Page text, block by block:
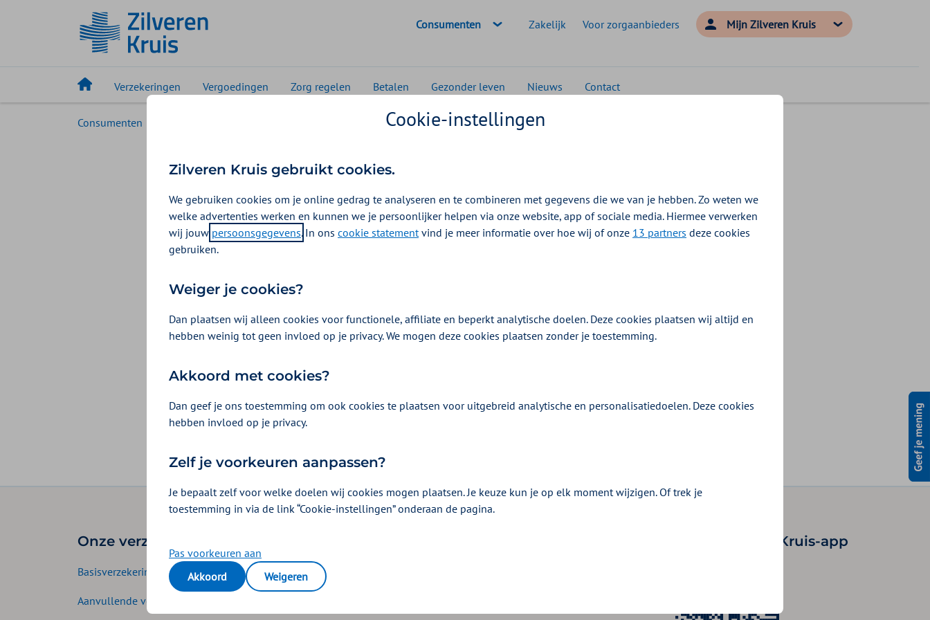
Geselecteerde doelgroep:
Consumenten Zakelijk Voor zorgaanbieders Mijn Zilveren Kruis
Verzekeringen Vergoedingen Zorg regelen Betalen Gezonder leven Nieuws Contact
Consumenten
Krijg ik cupping vergoed?
Bij cupping krijg je verhitte kopjes op je huid. Zo krijg je een betere doorbloeding van
de huid. Cupping heet ook wel hijama. Er zijn verschillende vormen van cupping. Zoals
dry cupping, vuurcupping of cuppingmassage.
Je krijgt cupping niet vergoed
Alleen zorg waarvan wetenschappelijk is bewezen dat het werkt, mogen we vergoeden uit de
zorgverzekering. Dat is niet het geval bij cupping. Daarom vergoeden we het niet.
Onze verzekeringen
Basisverzekering
Aanvullende verzekering
Gezinslid aanmelden
Onze Zilveren Kruis-app
Cookie-instellingen
Zilveren Kruis gebruikt cookies.
We gebruiken cookies om je online gedrag te analyseren en te combineren met gegevens die we van je hebben. Zo weten we
welke advertenties werken en kunnen we je persoonlijker helpen via onze website, app of sociale media. Hiermee verwerken
wij jouw persoonsgegevens. In ons cookie statementvind je meer informatie over hoe wij of onze 13 partners deze cookies
gebruiken.
Weiger je cookies?
Dan plaatsen wij alleen cookies voor functionele, affiliate en beperkt analytische doelen. Deze cookies plaatsen wij altijd en
hebben weinig tot geen invloed op je privacy. We mogen deze cookies plaatsen zonder je toestemming.
Akkoord met cookies?
Dan geef je ons toestemming om ook cookies te plaatsen voor uitgebreid analytische en personalisatiedoelen. Deze cookies
hebben invloed op je privacy.
Zelf je voorkeuren aanpassen?
Je bepaalt zelf voor welke doelen wij cookies mogen plaatsen. Je keuze kun je op elk moment wijzigen. Of trek je
toestemming in via de link “Cookie-instellingen” onderaan de pagina.
Pas voorkeuren aan
Akkoord
Weigeren